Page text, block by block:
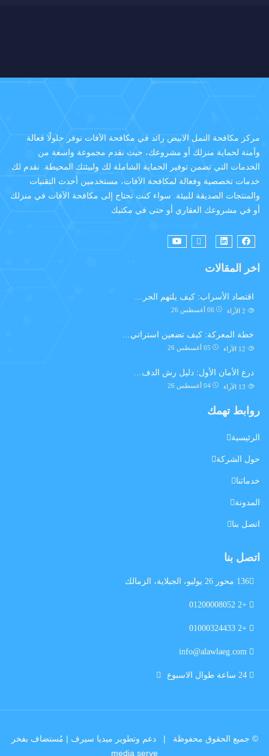
مركز مكافحة النمل الابيض رائد في مكافحة الآفات نوفر حلولًا فعالة
وآمنة لحماية منزلك أو مشروعك، حيث نقدم مجموعة واسعة من
الخدمات التي تضمن توفير الحماية الشاملة لك ولبيئتك المحيطة. نقدم لك
خدمات تخصصية وفعالة لمكافحة الآفات، مستخدمين أحدث التقنيات
والمنتجات الصديقة للبيئة. سواء كنت تحتاج إلى مكافحة الآفات في منزلك
أو في مشروعك العقاري أو حتى في مكتبك
اخر المقالات
اقتصاد الأسراب: كيف يلتهم الجر…
06 أغسطس 26 الآراء
خطة المعركة: كيف تضعين استراتي…
05 أغسطس 26 الآراء
درع الأمان الأول: دليل رش الدف…
04 أغسطس 26 الآراء
روابط تهمك
الرئيسية
حول الشركة
خدماتنا
المدونة
اتصل بنا
اتصل بنا
136 محور 26 يوليو، الجبلاية، الزمالك
+2 01200008052
+2 01000324433
© جميع الحقوق محفوظة |دعم وتطوير ميديا سيرف | مُستضاف بفخر
media serve